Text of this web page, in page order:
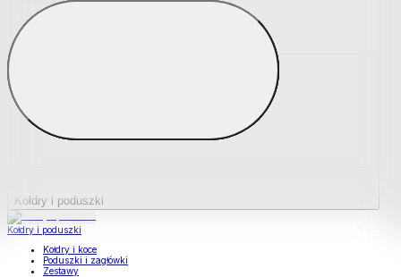
Podkładki na materace
Materace nawierzchniowe
Kołdry i poduszki
Kołdry i poduszki
Kołdry i koce
Poduszki i zagłówki
Zestawy